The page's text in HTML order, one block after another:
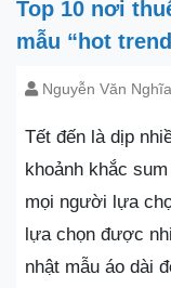
Top 10 nơi
mẫu “hot
Nguyễn Văn Nghĩa
Tết đến là dịp
khoảnh khắc
mọi người lựa
lựa chọn được
nhật mẫu áo dài